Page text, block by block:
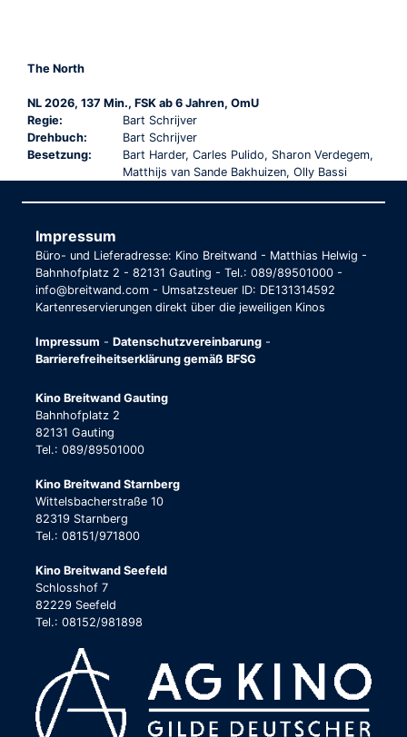
The North
NL 2026, 137 Min., FSK ab 6 Jahren, OmU
Regie:
Bart Schrijver
Drehbuch:
Bart Schrijver
Besetzung:
Bart Harder, Carles Pulido, Sharon Verdegem,
Matthijs van Sande Bakhuizen, Olly Bassi
Impressum
Büro- und Lieferadresse: Kino Breitwand - Matthias Helwig -
Bahnhofplatz 2 - 82131 Gauting - Tel.: 089/89501000 -
info@breitwand.com - Umsatzsteuer ID: DE131314592
Kartenreservierungen direkt über die jeweiligen Kinos
Impressum - Datenschutzvereinbarung -
Barrierefreiheitserklärung gemäß BFSG
Kino Breitwand Gauting
Bahnhofplatz 2
82131 Gauting
Tel.: 089/89501000
Kino Breitwand Starnberg
Wittelsbacherstraße 10
82319 Starnberg
Tel.: 08151/971800
Kino Breitwand Seefeld
Schlosshof 7
82229 Seefeld
Tel.: 08152/981898